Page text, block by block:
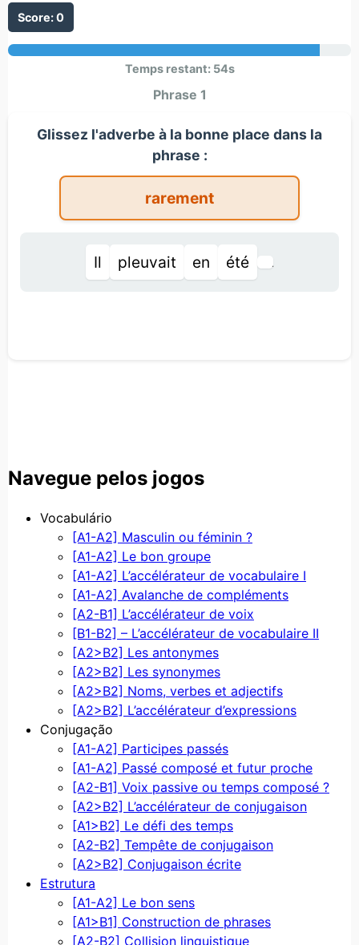
Score:0
Temps restant: 54s
Phrase 1
Glissez l'adverbe à la bonne place dans la
phrase :
rarement
Il pleuvait en été .
Navegue pelos jogos
Vocabulário
[A1-A2] Masculin ou féminin ?
[A1-A2] Le bon groupe
[A1-A2] L’accélérateur de vocabulaire I
[A1-A2] Avalanche de compléments
[A2-B1] L’accélérateur de voix
[B1-B2] – L’accélérateur de vocabulaire II
[A2>B2] Les antonymes
[A2>B2] Les synonymes
[A2>B2] Noms, verbes et adjectifs
[A2>B2] L’accélérateur d’expressions
Conjugação
[A1-A2] Participes passés
[A1-A2] Passé composé et futur proche
[A2-B1] Voix passive ou temps composé ?
[A2>B2] L’accélérateur de conjugaison
[A1>B2] Le défi des temps
[A2-B2] Tempête de conjugaison
[A2>B2] Conjugaison écrite
Estrutura
[A1-A2] Le bon sens
[A1>B1] Construction de phrases
[A2-B2] Collision linguistique